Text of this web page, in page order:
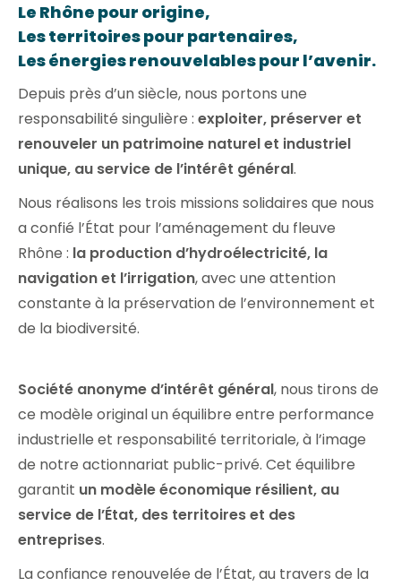
Le Rhône pour origine,
Les territoires pour partenaires,
Les énergies renouvelables pour l’avenir.
Depuis près d’un siècle, nous portons une
responsabilité singulière : exploiter, préserver et
renouveler un patrimoine naturel et industriel
unique, au service de l’intérêt général.
Nous réalisons les trois missions solidaires que nous
a confié l’État pour l’aménagement du fleuve
Rhône : la production d’hydroélectricité, la
navigation et l’irrigation, avec une attention
constante à la préservation de l’environnement et
de la biodiversité.
Société anonyme d’intérêt général, nous tirons de
ce modèle original un équilibre entre performance
industrielle et responsabilité territoriale, à l’image
de notre actionnariat public-privé. Cet équilibre
garantit un modèle économique résilient, au
service de l’État, des territoires et des
entreprises.
La confiance renouvelée de l’État, au travers de la